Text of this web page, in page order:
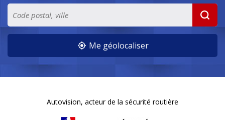
Me géolocaliser
Autovision, acteur de la sécurité routière